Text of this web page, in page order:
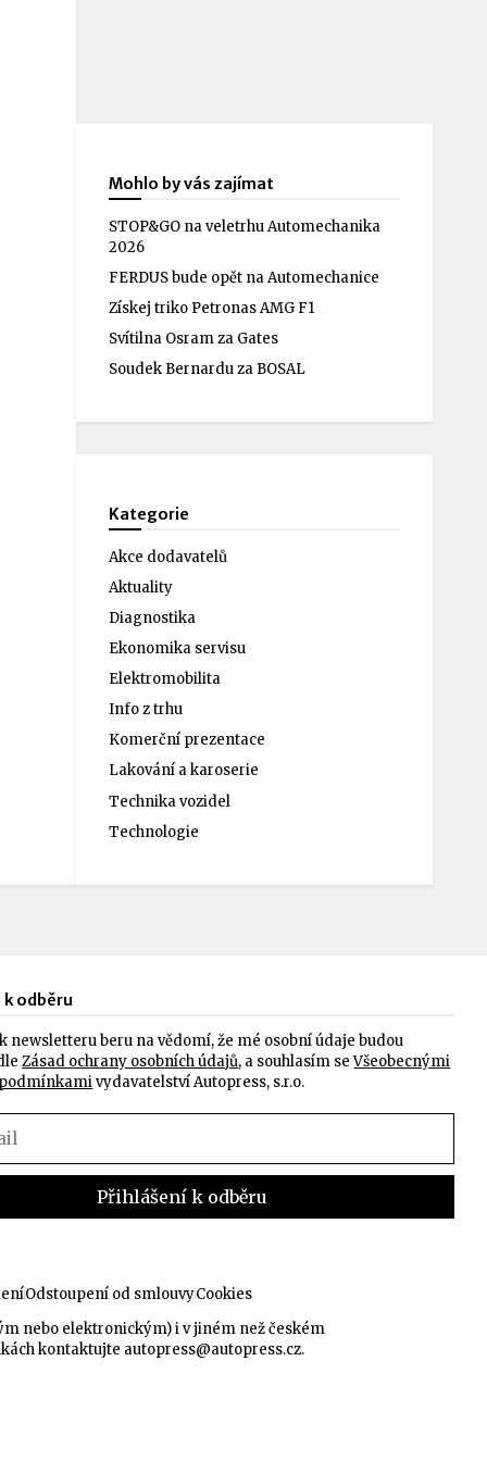
Mohlo by vás zajímat
STOP&GO na veletrhu Automechanika
2026
FERDUS bude opět na Automechanice
Získej triko Petronas AMG F1
Svítilna Osram za Gates
Soudek Bernardu za BOSAL
Kategorie
Akce dodavatelů
Aktuality
Diagnostika
Ekonomika servisu
Elektromobilita
Info z trhu
Komerční prezentace
Lakování a karoserie
Technika vozidel
Technologie
odběru
newsletteru beru na vědomí, že mé osobní údaje budou
Zásad ochrany osobních údajů, a souhlasím seVšeobecnými
vydavatelství Autopress, s.r.o.
Odstoupení od smlouvyCookies
nebo elektronickým) i v jiném než českém
kontaktujte autopress@autopress.cz.